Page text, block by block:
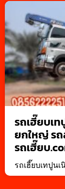
รถเฮี๊ยบเ
ยกใหญ่ รถ
รถเฮี๊ยบ
รถเฮี๊ยบเทปูน